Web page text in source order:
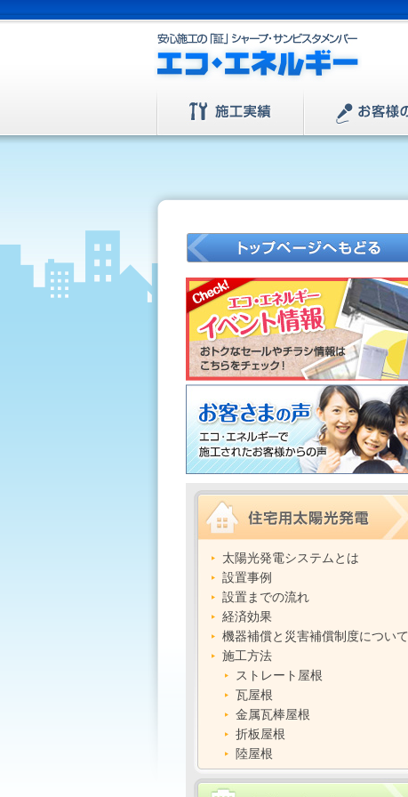
太陽光発電システムとは
設置事例
設置までの流れ
経済効果
機器補償と災害補償制度について
施工方法
ストレート屋根
瓦屋根
金属瓦棒屋根
折板屋根
陸屋根